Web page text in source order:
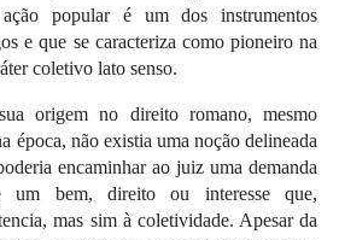
popular é um dos instrumentos
e que se caracteriza como pioneiro na
coletivo lato senso.
origem no direito romano, mesmo
época, não existia uma noção delineada
encaminhar ao juiz uma demanda
um bem, direito ou interesse que,
mas sim à coletividade. Apesar da